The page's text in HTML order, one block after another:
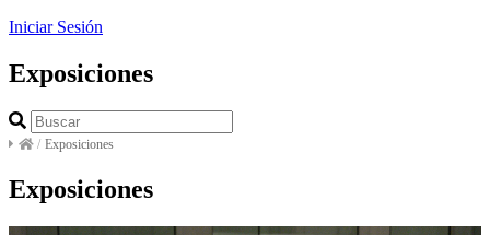
Iniciar Sesión
Exposiciones
/ Exposiciones
Exposiciones